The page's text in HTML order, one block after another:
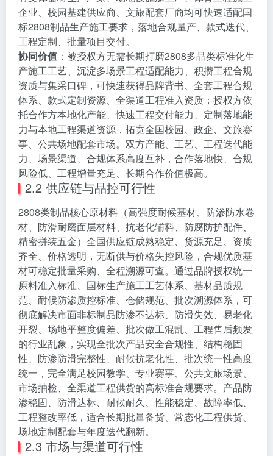
企业、校园基建供应商、文旅配套厂商均可快速适配国
标2808制品生产施工要求，落地合规量产、款式迭代、
工程定制、批量项目交付。
协同价值 ：被授权方无需长期打磨2808多品类标准化生
产施工工艺、沉淀多场景工程适配能力、积攒工程合规
资质与集采口碑，可快速获得品牌背书、全套工程合规
体系、款式定制资源、全渠道工程准入资质；授权方依
托合作方本地化产能、快速工程交付能力、定制落地能
力与本地工程渠道资源，拓宽全国校园、政企、文旅赛
事、公共场地配套市场。双方产能、工艺、工程迭代能
力、场景渠道、合规体系高度互补，合作落地快、合规
风险低、工程增量充足、长期合作价值极高。
2.2 供应链与品控可行性
2808类制品核心原材料（高强度耐候基材、防渗防水卷
材、防滑耐磨面层材料、抗老化辅料、防腐防护配件、
精密拼装五金）全国供应链成熟稳定、货源充足、资质
齐全、价格透明，无断供与价格失控风险，合规优质基
材可稳定批量采购、全程溯源可查。通过品牌授权统一
原料准入标准、国标生产施工工艺体系、基材品质规
范、耐候防渗质控标准、仓储规范、批次溯源体系，可
彻底解决市面非标制品防渗不达标、防滑失效、易老化
开裂、场地平整度偏差、批次做工混乱、工程售后频发
的行业乱象，实现全批次产品安全合规性、结构稳固
性、防渗防滑完整性、耐候抗老化性、批次统一性高度
统一，完全满足校园教学、专业赛事、公共文旅场景、
市场抽检、全渠道工程供货的高标准合规要求。产品防
渗稳固、防滑达标、耐候耐久、性能稳定、故障率低、
工程整改率低，适合长期批量备货、常态化工程供货、
场地定制配套与年度迭代翻新。
2.3 市场与渠道可行性